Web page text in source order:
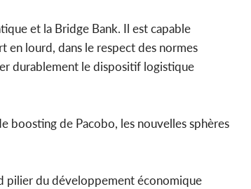
et la Bridge Bank. Il est capable
en lourd, dans le respect des normes
durablement le dispositif logistique
boosting de Pacobo, les nouvelles sphères
pilier du développement économique